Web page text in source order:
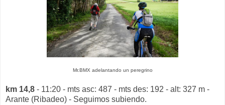
Mr.BMX adelantando un peregrino
km 14,8 - 11:20 - mts asc: 487 - mts des: 192 - alt: 327 m -
Arante (Ribadeo) - Seguimos subiendo.